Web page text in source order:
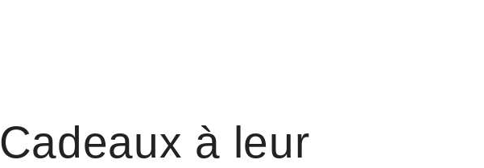
Cadeaux à leur